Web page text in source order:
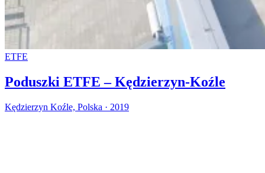
ETFE
Poduszki ETFE – Kędzierzyn-Koźle
Kędzierzyn Koźle, Polska · 2019